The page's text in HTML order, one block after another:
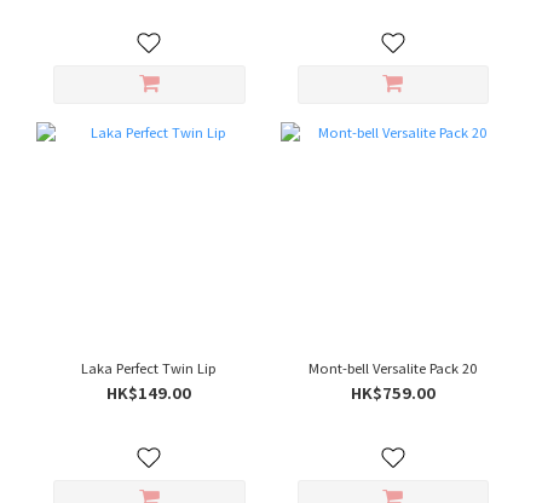
Laka Perfect Twin Lip
HK$149.00
Mont-bell Versalite Pack 20
HK$759.00